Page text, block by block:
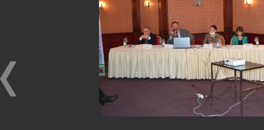
Изменения в трудовом и
налоговом
законодательстве:
Обязательное
медицинское страхование,